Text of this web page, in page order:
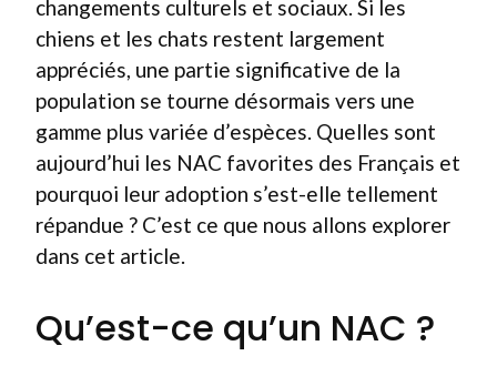
changements culturels et sociaux. Si les
chiens et les chats restent largement
appréciés, une partie significative de la
population se tourne désormais vers une
gamme plus variée d’espèces. Quelles sont
aujourd’hui les NAC favorites des Français et
pourquoi leur adoption s’est-elle tellement
répandue ? C’est ce que nous allons explorer
dans cet article.
Qu’est-ce qu’un NAC ?